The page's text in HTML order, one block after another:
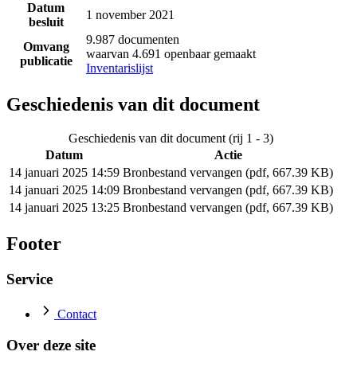
Datum
besluit
1 november 2021
Omvang
publicatie
9.987 documenten
waarvan 4.691 openbaar gemaakt
Inventarislijst
Geschiedenis van dit document
Geschiedenis van dit document (rij 1 - 3)
Datum
Actie
14 januari 2025 14:59 Bronbestand vervangen (pdf, 667.39 KB)
14 januari 2025 14:09 Bronbestand vervangen (pdf, 667.39 KB)
14 januari 2025 13:25 Bronbestand vervangen (pdf, 667.39 KB)
Footer
Service
Contact
Over deze site